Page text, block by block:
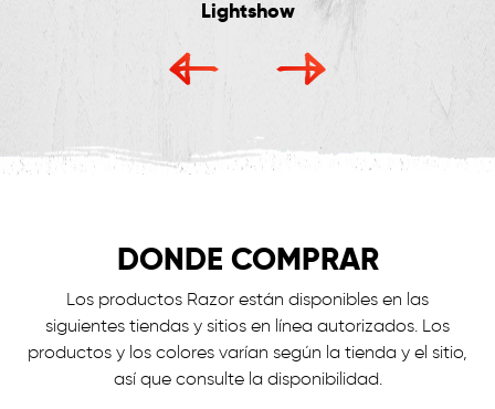
Lightshow
DONDE COMPRAR
Los productos Razor están disponibles en las
siguientes tiendas y sitios en línea autorizados. Los
productos y los colores varían según la tienda y el sitio,
así que consulte la disponibilidad.